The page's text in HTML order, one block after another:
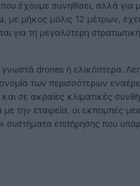
έχουμε συνηθίσει, αλλά
, με μήκος μόλις 12 μέτρων,
για τη μεγαλύτερη
γνωστά drones ή ελικόπτερα.
των περισσότερων
σε ακραίες κλιματικές
την εταιρεία, οι εκπομπές
συστήματα επιτήρησης που